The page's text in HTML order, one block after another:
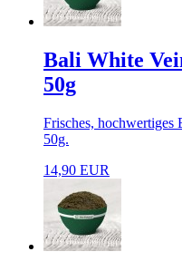
Bali White
50g
Frisches,
50g.
14,90 EUR